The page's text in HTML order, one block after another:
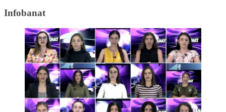
Infobanat